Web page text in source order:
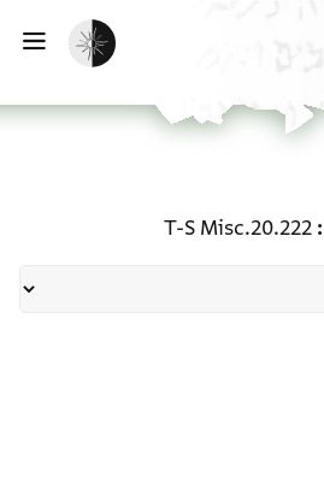
הפעלת מצב כהה
T-S Misc.20.222